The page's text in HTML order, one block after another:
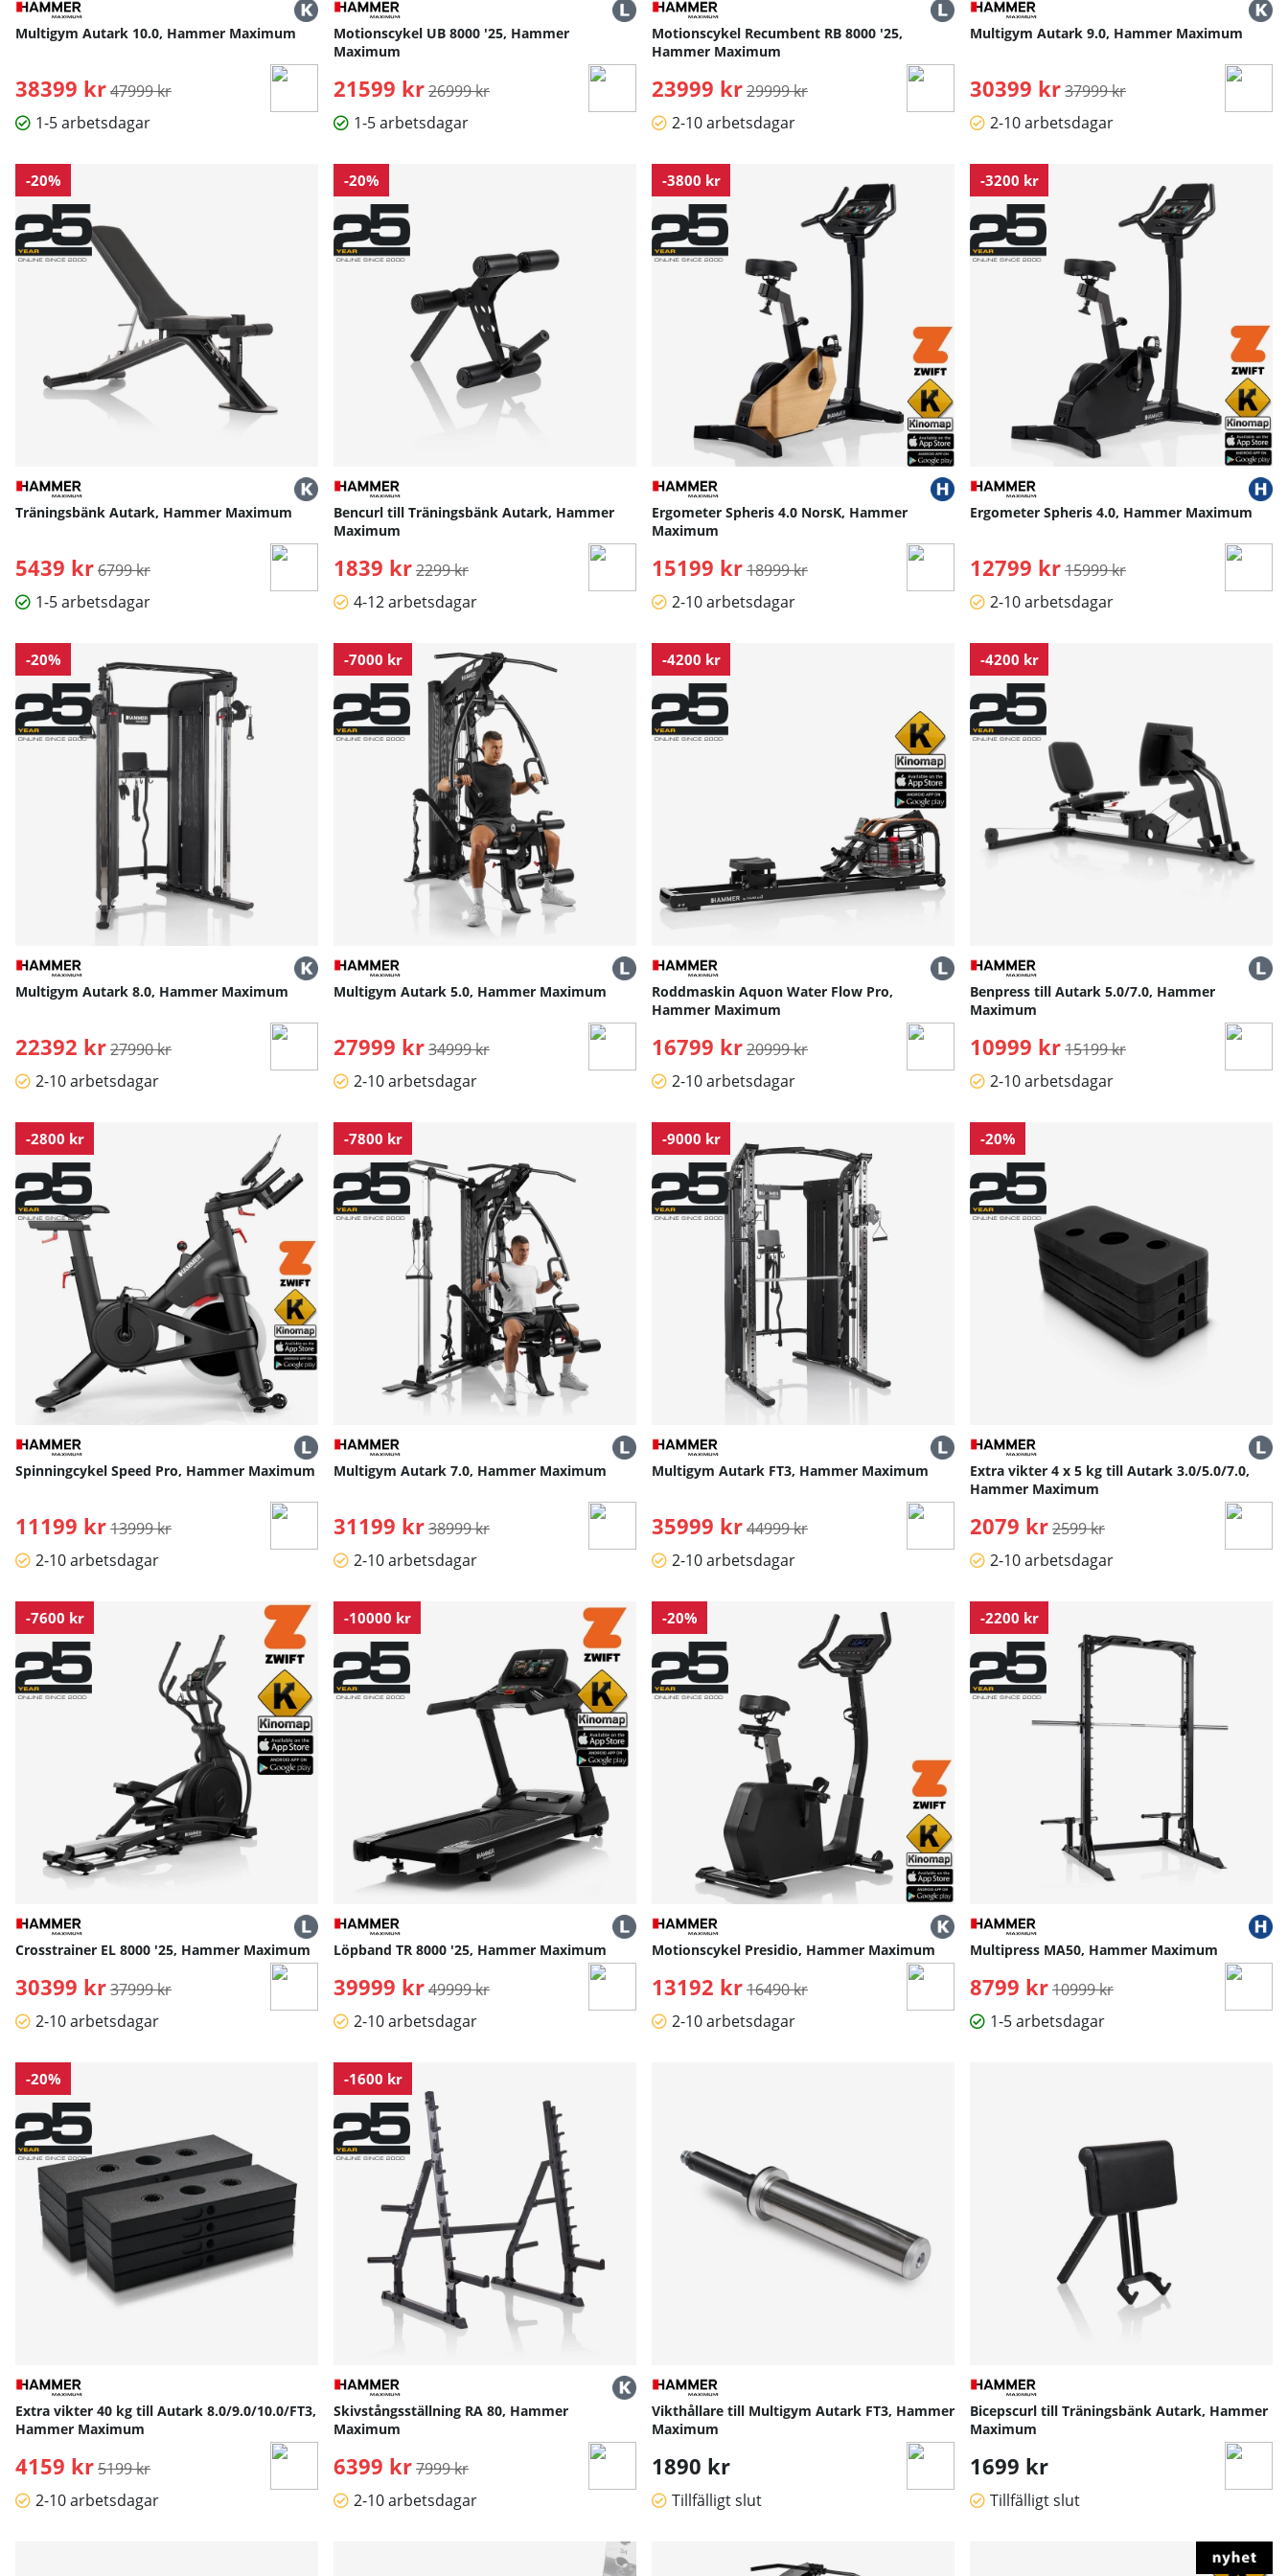
Multigym Autark 10.0, Hammer Maximum
38399 kr Ordinarie pris:
47999 kr
1-5 arbetsdagar
Motionscykel UB 8000 '25, Hammer
Maximum
21599 kr Ordinarie pris:
26999 kr
1-5 arbetsdagar
Motionscykel Recumbent RB 8000 '25,
Hammer Maximum
23999 kr Ordinarie pris:
29999 kr
2-10 arbetsdagar
Multigym Autark 9.0, Hammer Maximum
30399 kr Ordinarie pris:
37999 kr
2-10 arbetsdagar
-20%
Träningsbänk Autark, Hammer Maximum
5439 kr Ordinarie pris:
6799 kr
1-5 arbetsdagar
-20%
Bencurl till Träningsbänk Autark, Hammer
Maximum
1839 kr Ordinarie pris:
2299 kr
4-12 arbetsdagar
-3800 kr
Ergometer Spheris 4.0 NorsK, Hammer
Maximum
15199 kr Ordinarie pris:
18999 kr
2-10 arbetsdagar
-3200 kr
Ergometer Spheris 4.0, Hammer Maximum
12799 kr Ordinarie pris:
15999 kr
2-10 arbetsdagar
-20%
Multigym Autark 8.0, Hammer Maximum
22392 kr Ordinarie pris:
27990 kr
2-10 arbetsdagar
-7000 kr
Multigym Autark 5.0, Hammer Maximum
27999 kr Ordinarie pris:
34999 kr
2-10 arbetsdagar
-4200 kr
Roddmaskin Aquon Water Flow Pro,
Hammer Maximum
16799 kr Ordinarie pris:
20999 kr
2-10 arbetsdagar
-4200 kr
Benpress till Autark 5.0/7.0, Hammer
Maximum
10999 kr Ordinarie pris:
15199 kr
2-10 arbetsdagar
-2800 kr
Spinningcykel Speed Pro, Hammer Maximum
11199 kr Ordinarie pris:
13999 kr
2-10 arbetsdagar
-7800 kr
Multigym Autark 7.0, Hammer Maximum
31199 kr Ordinarie pris:
38999 kr
2-10 arbetsdagar
-9000 kr
Multigym Autark FT3, Hammer Maximum
35999 kr Ordinarie pris:
44999 kr
2-10 arbetsdagar
-20%
Extra vikter 4 x 5 kg till Autark 3.0/5.0/7.0,
Hammer Maximum
2079 kr Ordinarie pris:
2599 kr
2-10 arbetsdagar
-7600 kr
Crosstrainer EL 8000 '25, Hammer Maximum
30399 kr Ordinarie pris:
37999 kr
2-10 arbetsdagar
-10000 kr
Löpband TR 8000 '25, Hammer Maximum
39999 kr Ordinarie pris:
49999 kr
2-10 arbetsdagar
-20%
Motionscykel Presidio, Hammer Maximum
13192 kr Ordinarie pris:
16490 kr
2-10 arbetsdagar
-2200 kr
Multipress MA50, Hammer Maximum
8799 kr Ordinarie pris:
10999 kr
1-5 arbetsdagar
-20%
Extra vikter 40 kg till Autark 8.0/9.0/10.0/FT3,
Hammer Maximum
4159 kr Ordinarie pris:
5199 kr
2-10 arbetsdagar
-1600 kr
Skivstångsställning RA 80, Hammer
Maximum
6399 krOrdinarie pris:
7999 kr
2-10 arbetsdagar
Vikthållare till Multigym Autark FT3, Hammer
Maximum
1890 kr
Tillfälligt slut
Bicepscurl till Träningsbänk Autark, Hammer
Maximum
1699 kr
Tillfälligt slut